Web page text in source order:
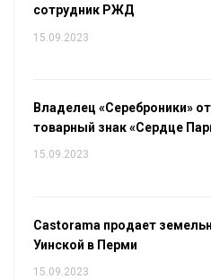
сотрудник РЖД
15.09.2023
Владелец «Сереброники»
товарный знак «Сердце
15.09.2023
Castorama продает
Уинской в Перми
15.09.2023